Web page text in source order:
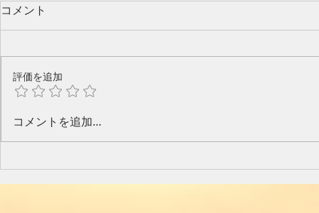
コメント
評価を追加
コメントを追加…